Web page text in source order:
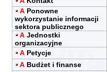
A Ponowne
wykorzystanie informacji
sektora publicznego
A Jednostki
organizacyjne
A Petycje
A Budżet i finanse